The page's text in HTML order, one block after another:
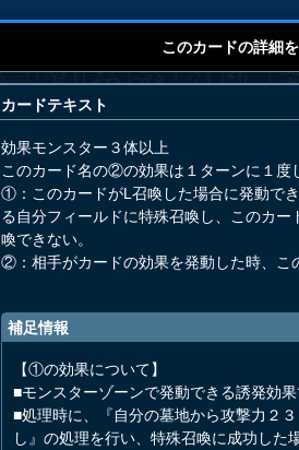
このカードの詳細
カードテキスト
効果モンスター３体以上
このカード名の②の効果は１ターンに１度
①：このカードがL召喚した場合に発動で
る自分フィールドに特殊召喚し、このカ
喚できない。
②：相手がカードの効果を発動した時、こ
補足情報
【①の効果について】
■モンスターゾーンで発動できる誘発効果
■処理時に、『自分の墓地から攻撃力２
し』の処理を行い、特殊召喚に成功し